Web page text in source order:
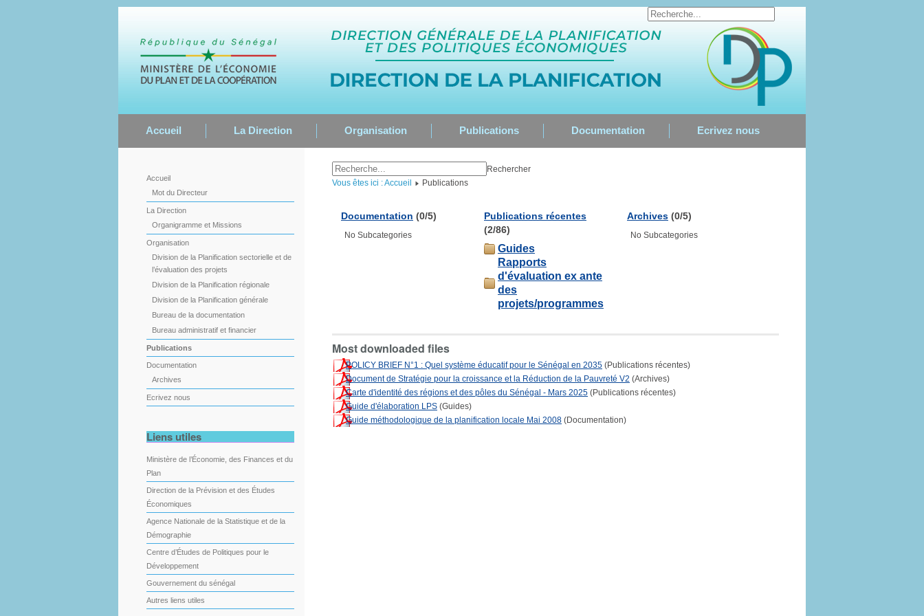
Accueil La Direction Organisation Publications Documentation Ecrivez nous
Accueil
Mot du Directeur
La Direction
Organigramme et Missions
Organisation
Division de la Planification sectorielle et de
l’évaluation des projets
Division de la Planification régionale
Division de la Planification générale
Bureau de la documentation
Bureau administratif et financier
Publications
Documentation
Archives
Ecrivez nous
Liens utiles
Ministère de l’Économie, des Finances et du
Plan
Direction de la Prévision et des Études
Économiques
Agence Nationale de la Statistique et de la
Démographie
Centre d’Études de Politiques pour le
Développement
Gouvernement du sénégal
Autres liens utiles
Rechercher
Vous êtes ici : Accueil
Publications
Documentation (0/5)
No Subcategories
Publications récentes
(2/86)
Guides
Rapports
d'évaluation ex ante
des
projets/programmes
Archives (0/5)
No Subcategories
Most downloaded files
POLICY BRIEF N°1 : Quel système éducatif pour le Sénégal en 2035 (Publications récentes)
Document de Stratégie pour la croissance et la Réduction de la Pauvreté V2 (Archives)
Carte d'identité des régions et des pôles du Sénégal - Mars 2025 (Publications récentes)
Guide d'élaboration LPS (Guides)
Guide méthodologique de la planification locale Mai 2008 (Documentation)